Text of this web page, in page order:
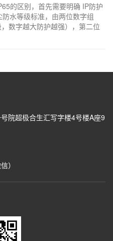
的区别，首先需要明确 IP防护
水等级标准，由两位数字组
数字越大防护越强），第二位
院超极合生汇写字楼4号楼A座9
）